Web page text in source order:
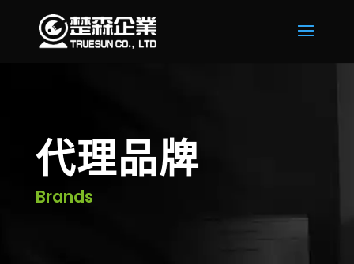
代理品牌
Brands